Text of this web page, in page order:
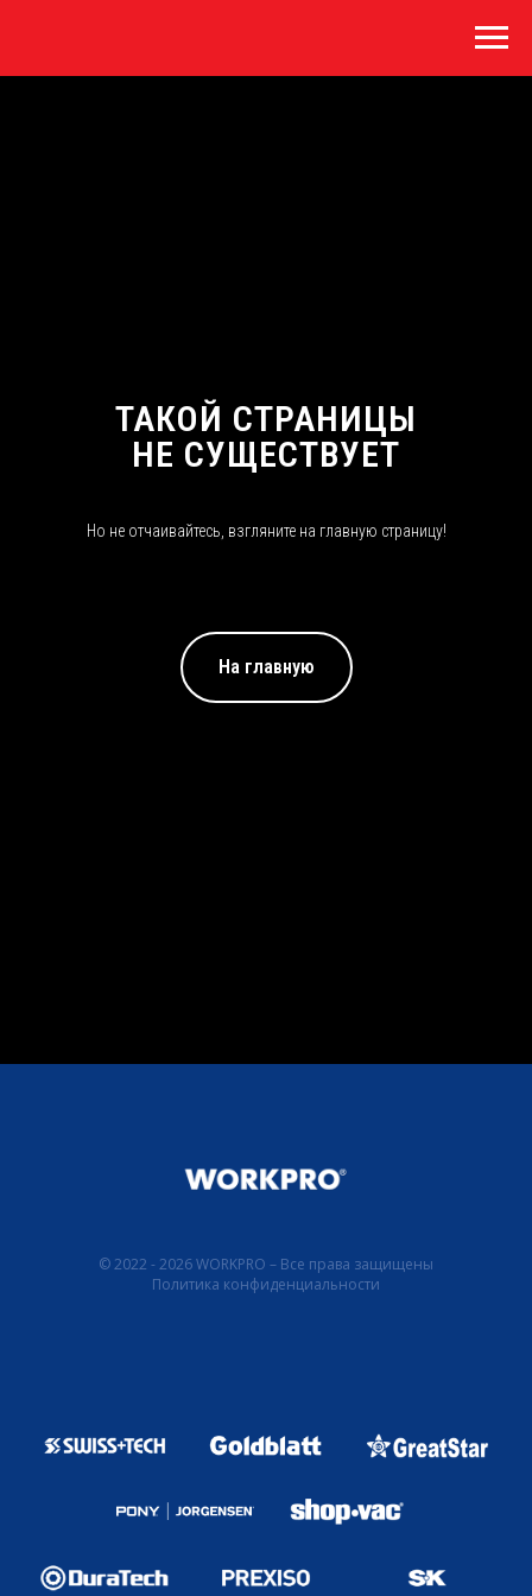
ТАКОЙ СТРАНИЦЫ
НЕ СУЩЕСТВУЕТ
Но не отчаивайтесь, взгляните на главную страницу!
На главную
© 2022 - 2026 WORKPRO – Все права защищены
Политика конфиденциальности